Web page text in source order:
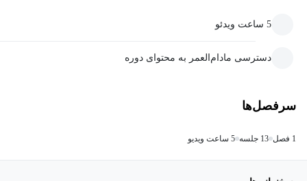
5 ساعت ویدئو
دسترسی مادام‌العمر به محتوای دوره
سرفصل‌ها
1 فصل 13 جلسه 5 ساعت ویدیو